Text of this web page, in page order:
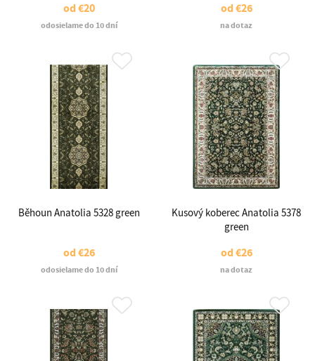
od€20
odosielame do 10 dní
od€26
na dotaz
Běhoun Anatolia 5328 green
od€26
odosielame do 10 dní
Kusový koberec Anatolia 5378
green
od€26
na dotaz